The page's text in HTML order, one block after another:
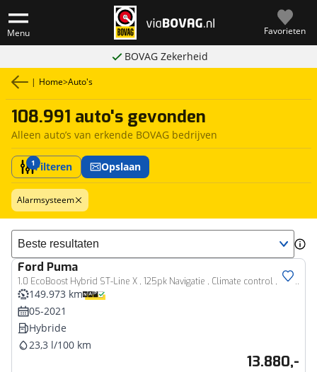
Menu Favorieten
BOVAG Zekerheid
| Home>Auto's
108.991 auto's gevonden
Alleen auto’s van erkende BOVAG bedrijven
1Filteren Opslaan
Alarmsysteem
Sorteer resultaten
Ford Puma
1.0 EcoBoost Hybrid ST-Line X , 125pk Navigatie , Climate control , Cruise control , Bluetooth Stuur , Stoel en Voorruitverwarming , Parkeersensoren achter
149.973 km
05-2021
Hybride
23,3 l/100 km
13.880,-